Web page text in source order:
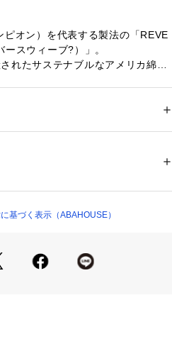
オン）を代表する製法の「REVE
スウィーブ?）」。
れたサステナブルなアメリカ綿10
ジー）」シリーズで、高い耐久性
る生地を横方向に使用する「REV
法によって縦の生地の縮みを防ぐと
ます。
プ）
基づく表示（ABAHOUSE）